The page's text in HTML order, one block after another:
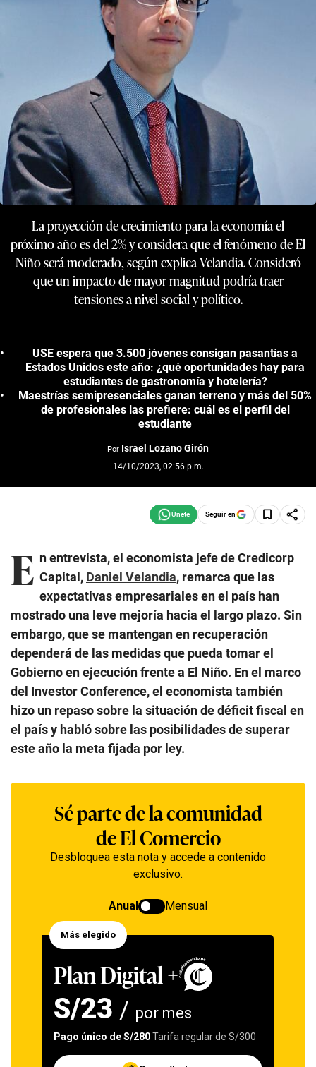
La proyección de crecimiento para la economía el
próximo año es del 2% y considera que el fenómeno de El
Niño será moderado, según explica Velandia. Consideró
que un impacto de mayor magnitud podría traer
tensiones a nivel social y político.
USE espera que 3.500 jóvenes consigan pasantías a
Estados Unidos este año: ¿qué oportunidades hay para
estudiantes de gastronomía y hotelería?
Maestrías semipresenciales ganan terreno y más del 50%
de profesionales las prefiere: cuál es el perfil del
estudiante
Por Israel Lozano Girón
14/10/2023, 02:56 p.m.
Seguir en
E n entrevista, el economista jefe de Credicorp
Capital, Daniel Velandia, remarca que las
expectativas empresariales en el país han
mostrado una leve mejoría hacia el largo plazo. Sin
embargo, que se mantengan en recuperación
dependerá de las medidas que pueda tomar el
Gobierno en ejecución frente a El Niño. En el marco
del Investor Conference, el economista también
hizo un repaso sobre la situación de déficit fiscal en
el país y habló sobre las posibilidades de superar
este año la meta fijada por ley.